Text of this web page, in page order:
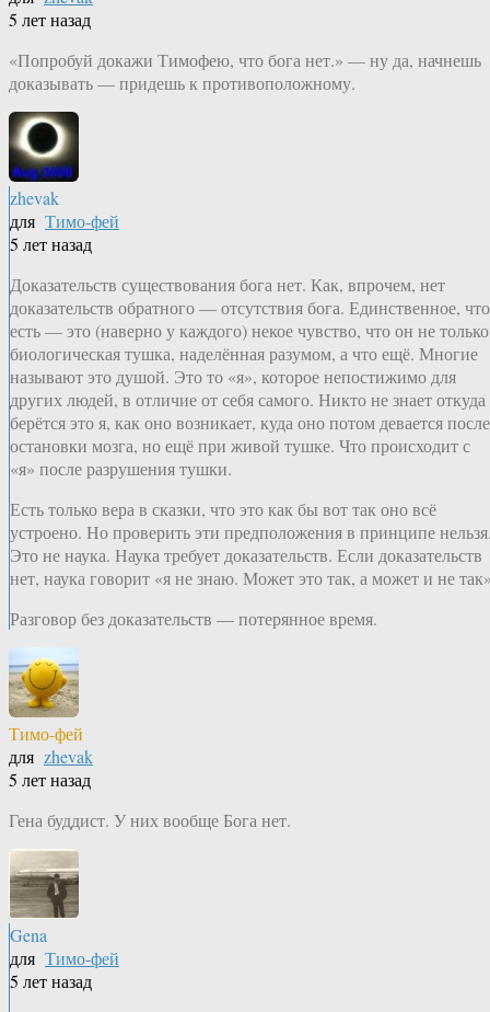
5 лет назад
«Попробуй докажи Тимофею, что бога нет.» — ну да, начнешь
доказывать — придешь к противоположному.
zhevak
для Тимо-фей
5 лет назад
Доказательств существования бога нет. Как, впрочем, нет
доказательств обратного — отсутствия бога. Единственное, что
есть — это (наверно у каждого) некое чувство, что он не только
биологическая тушка, наделённая разумом, а что ещё. Многие
называют это душой. Это то «я», которое непостижимо для
других людей, в отличие от себя самого. Никто не знает откуда
берётся это я, как оно возникает, куда оно потом девается после
остановки мозга, но ещё при живой тушке. Что происходит с
«я» после разрушения тушки.
Есть только вера в сказки, что это как бы вот так оно всё
устроено. Но проверить эти предположения в принципе
Это не наука. Наука требует доказательств. Если доказательств
нет, наука говорит «я не знаю. Может это так, а может и не
Разговор без доказательств — потерянное время.
Тимо-фей
для zhevak
5 лет назад
Гена буддист. У них вообще Бога нет.
Gena
для Тимо-фей
5 лет назад